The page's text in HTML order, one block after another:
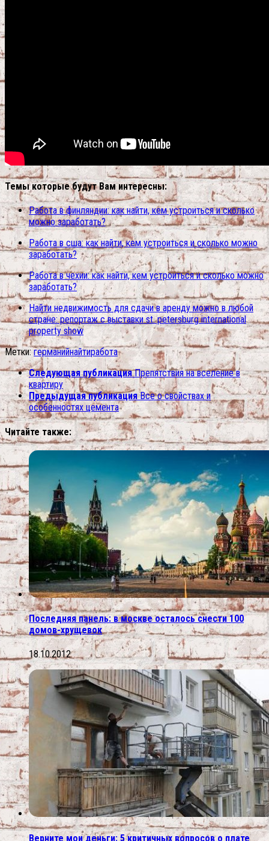
Темы которые будут Вам интересны:
Работа в финляндии: как найти, кем устроиться и сколько
можно заработать?
Работа в сша: как найти, кем устроиться и сколько можно
заработать?
Работа в чехии: как найти, кем устроиться и сколько можно
заработать?
Найти недвижимость для сдачи в аренду можно в любой
стране: репортаж с выставки st. petersburg international
property show
Метки: германийнайтиработа
Следующая публикация Препятствия на вселение в
квартиру
Предыдущая публикация Все о свойствах и
особенностях цемента
Читайте также:
Последняя панель: в москве осталось снести 100
домов-хрущевок
18.10.2012
Верните мои деньги: 5 критичных вопросов о плате